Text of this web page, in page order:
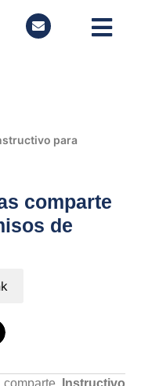
para
comparte
de
Instructivo